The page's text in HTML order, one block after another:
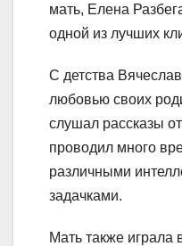
мать, Елена
одной из лучших
С детства
любовью своих
слушал рассказы
проводил много
различными
задачками.
Мать также играла